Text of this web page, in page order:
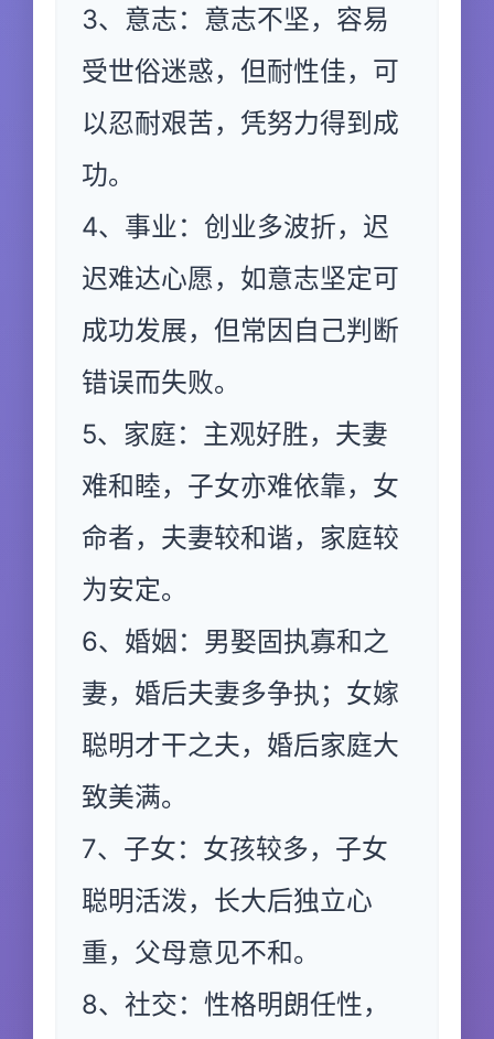
3、意志：意志不坚，容易
受世俗迷惑，但耐性佳，可
以忍耐艰苦，凭努力得到成
功。
4、事业：创业多波折，迟
迟难达心愿，如意志坚定可
成功发展，但常因自己判断
错误而失败。
5、家庭：主观好胜，夫妻
难和睦，子女亦难依靠，女
命者，夫妻较和谐，家庭较
为安定。
6、婚姻：男娶固执寡和之
妻，婚后夫妻多争执；女嫁
聪明才干之夫，婚后家庭大
致美满。
7、子女：女孩较多，子女
聪明活泼，长大后独立心
重，父母意见不和。
8、社交：性格明朗任性，